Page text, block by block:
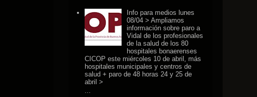
Info para medios lunes
08/04 > Ampliamos
información sobre paro a
Vidal de los profesionales
de la salud de los 80
hospitales bonaerenses
CICOP este miércoles 10 de abril, más
hospitales municipales y centros de
salud + paro de 48 horas 24 y 25 de
abril >
...